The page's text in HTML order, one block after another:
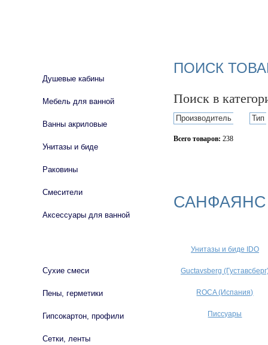
ПОИСК
Поиск в
Производитель Тип
Всего товаров: 238
САНФАЯНС
Унитазы и биде IDO
Guctavsberg
ROCA (Испания)
Писсуары
Душевые кабины
Мебель для ванной
Ванны акриловые
Унитазы и биде
Раковины
Смесители
Аксессуары для ванной
Сухие смеси
Пены, герметики
Гипсокартон, профили
Сетки, ленты